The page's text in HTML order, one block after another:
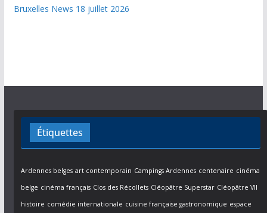
Bruxelles News 18 juillet 2026
Étiquettes
Ardennes belges art contemporain Campings Ardennes centenaire cinéma
belge cinéma français Clos des Récollets Cléopâtre Superstar Cléopâtre VII
histoire comédie internationale cuisine française gastronomique espace